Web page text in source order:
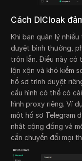
Cách DICloak
Khi bạn quản lý
duyệt bình thường,
trộn lẫn. Điều này có
lộn xộn và khó kiểm
hồ sơ trình duyệt
cấu hình có thể có
hình proxy riêng. Ví
một hồ sơ Telegram
nhật cộng đồng và
cần chuyển đổi mọi